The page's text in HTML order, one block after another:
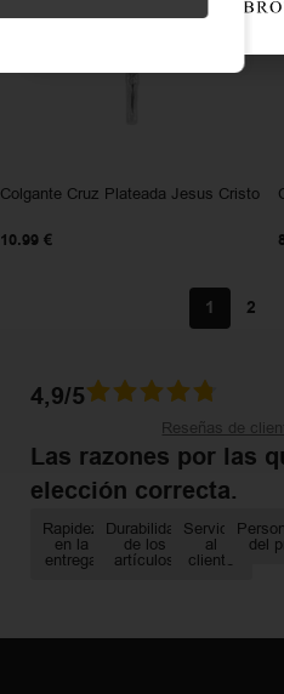
Colgante Cruz Plateada Jesus Cristo
10.99 €
1 2
4,9/5
Reseñas de
Las razones por las
elección correcta.
Rapidez
en la
entrega
Durabilidad
de los
artículos
Servicio
al
cliente
del